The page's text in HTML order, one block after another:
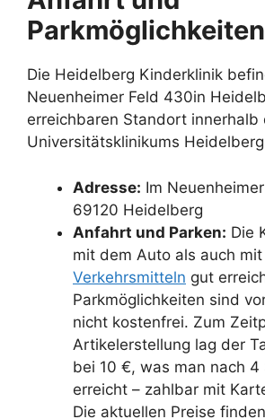
Parkmöglichkeiten
Die Heidelberg Kinderklinik
Neuenheimer Feld 430in
erreichbaren Standort innerhalb
Universitätsklinikums
Adresse: Im
69120 Heidelberg
Anfahrt und Parken: Die
mit dem Auto als auch mit
Verkehrsmitteln gut
Parkmöglichkeiten sind
nicht kostenfrei. Zum
Artikelerstellung lag der
bei 10 €, was man nach 4
erreicht – zahlbar mit
Die aktuellen Preise